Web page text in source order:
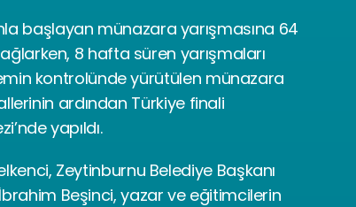
başlayan münazara yarışmasına 64
8 hafta süren yarışmaları
kontrolünde yürütülen münazara
ardından Türkiye finali
yapıldı.
Zeytinburnu Belediye Başkanı
Beşinci, yazar ve eğitimcilerin